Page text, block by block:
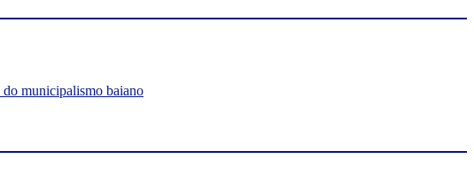
do municipalismo baiano